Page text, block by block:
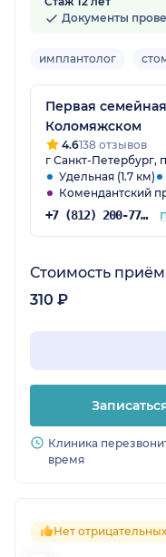
Документы
имплантолог
Первая
Коломяжском
4.6138 отзывов
г Санкт-Петербург,
Удельная (1.7 км)
Комендантский
+7 (812) 200-77-54
Стоимость
310 ₽
Клиника
время
Нет